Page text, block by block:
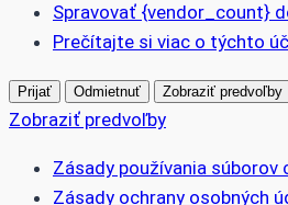
Spravovať {vendor_count}
Prečítajte si viac o týchto
Prijať Odmietnuť Zobraziť predvoľby
Zobraziť predvoľby
Zásady používania súborov
Zásady ochrany osobných